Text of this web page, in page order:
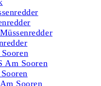
Am Sooren
Sooren